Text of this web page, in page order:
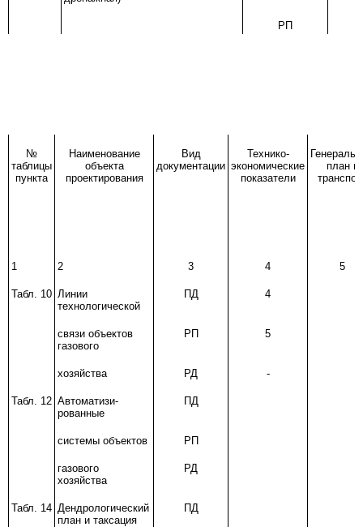
РП
№
таблицы
пункта
Наименование
объекта
проектирования
Вид
документации
Технико-
экономические
показатели
план и
1 2 3 4 5
Табл. 10 Линии
технологической
ПД 4
связи объектов
газового
РП 5
хозяйства РД -
Табл. 12 Автоматизи-
рованные
ПД
системы объектов РП
газового
хозяйства
РД
Табл. 14 Дендрологический
план и таксация
ПД